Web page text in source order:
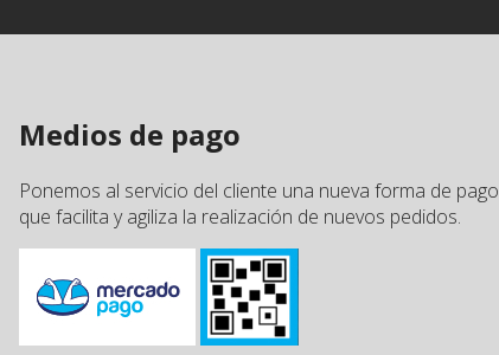
Medios de pago
Ponemos al servicio del cliente una nueva forma de pago
que facilita y agiliza la realización de nuevos pedidos.